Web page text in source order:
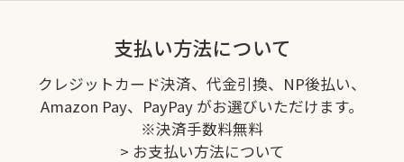
支払い方法について
クレジットカード決済、代金引換、NP後払い、
Amazon Pay、PayPay がお選びいただけます。
※決済手数料無料
> お支払い方法について